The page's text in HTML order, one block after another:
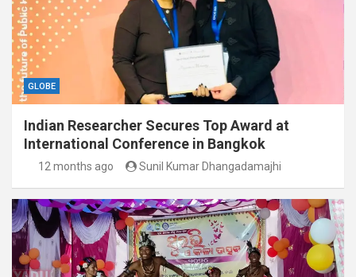
GLOBE
Indian Researcher Secures Top Award at
International Conference in Bangkok
12 months ago Sunil Kumar Dhangadamajhi